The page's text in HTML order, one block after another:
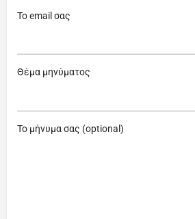
Το email σας
Θέμα μηνύματος
Το μήνυμα σας (optional)